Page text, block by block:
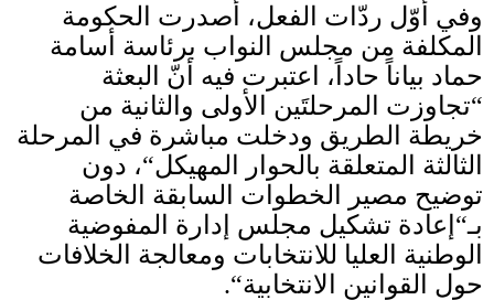
وفي أوّل ردّات الفعل، أصدرت الحكومة
المكلفة من مجلس النواب برئاسة أسامة
حماد بياناً حاداً، اعتبرت فيه أنّ البعثة
“تجاوزت المرحلتَين الأولى والثانية من
خريطة الطريق ودخلت مباشرة في المرحلة
الثالثة المتعلقة بالحوار المهيكل“، دون
توضيح مصير الخطوات السابقة الخاصة
بـ“ إعادة تشكيل مجلس إدارة المفوضية
الوطنية العليا للانتخابات ومعالجة الخلافات
حول القوانين الانتخابية“.